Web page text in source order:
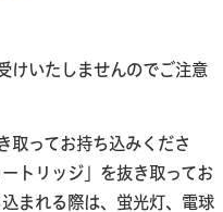
けいたしませんのでご注意
取ってお持ち込みくださ
トリッジ」を抜き取ってお
まれる際は、蛍光灯、電球